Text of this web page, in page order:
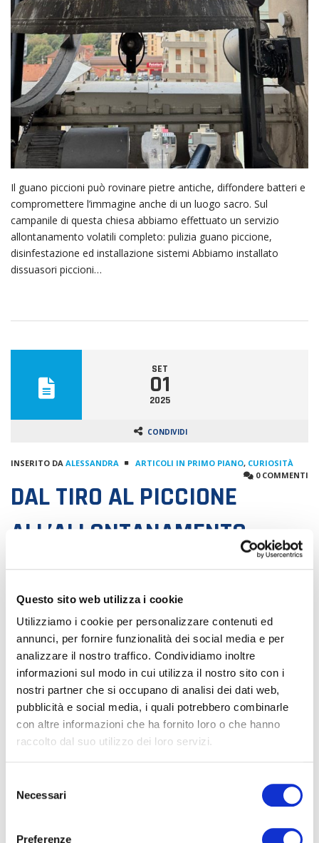
Questo sito web utilizza i cookie
Utilizziamo i cookie per personalizzare contenuti ed
annunci, per fornire funzionalità dei social media e per
analizzare il nostro traffico. Condividiamo inoltre
informazioni sul modo in cui utilizza il nostro sito con i
nostri partner che si occupano di analisi dei dati web,
pubblicità e social media, i quali potrebbero combinarle
con altre informazioni che ha fornito loro o che hanno
raccolto dal suo utilizzo dei loro servizi.
Necessari
Preferenze
Il guano piccioni può rovinare pietre antiche, diffondere batteri e
compromettere l’immagine anche di un luogo sacro. Sul
campanile di questa chiesa abbiamo effettuato un servizio
allontanamento volatili completo: pulizia guano piccione,
disinfestazione ed installazione sistemi Abbiamo installato
dissuasori piccioni…
SET
01
2025
CONDIVIDI
INSERITO DA ALESSANDRA ARTICOLI IN PRIMO PIANO, CURIOSITÀ
0 COMMENTI
DAL TIRO AL PICCIONE
ALL’ALLONTANAMENTO
VOLATILI ETICO:COME E’
CAMBIATO IL RAPPORTO CON
I PICCIONI
Sicuramente in molti non sono a conoscenza che, nel 1958, i
piccioni venivano utilizzati nel tiro a volo sportivo. In questo
video storico dell’archivio Luce Cinecittà, risalente proprio a
quell’anno, compare anche il grande Alberto Moravia che